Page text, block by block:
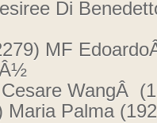
Di
MF
WangÂ
Maria Palma